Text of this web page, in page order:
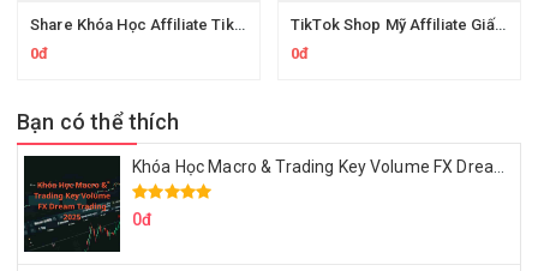
Share Khóa Học Affiliate Tiktok Từ A đến Á Của Chú Cá Review
0đ
TikTok Shop Mỹ Affiliate Giấu Mặt Thực Dụng Của Lydapotato
0đ
Bạn có thể thích
0đ